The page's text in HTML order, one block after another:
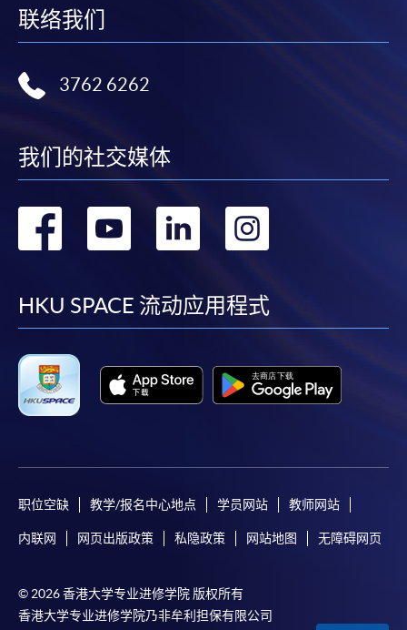
联络我们
3762 6262
我们的社交媒体
转
facebook
转
youtube
转
linkedin
转
HKU SPACE 流动应用程式
职位空缺 教学/报名中心地点 学员网站 教师网站
内联网 网页出版政策 私隐政策 网站地图 无障碍网页
© 2026 香港大学专业进修学院 版权所有
香港大学专业进修学院乃非牟利担保有限公司